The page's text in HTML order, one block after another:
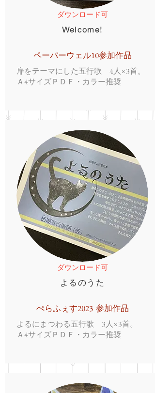
ダウンロード可
Welcome!
ペーパーウェル10参加作品
扉をテーマにした五行歌 4人×3首。
Ａ4サイズＰＤＦ・カラー推奨
ダウンロード可
よるのうた
ぺらふぇす2023 参加作品
よるにまつわる五行歌 3人×3首。
Ａ4サイズＰＤＦ・カラー推奨